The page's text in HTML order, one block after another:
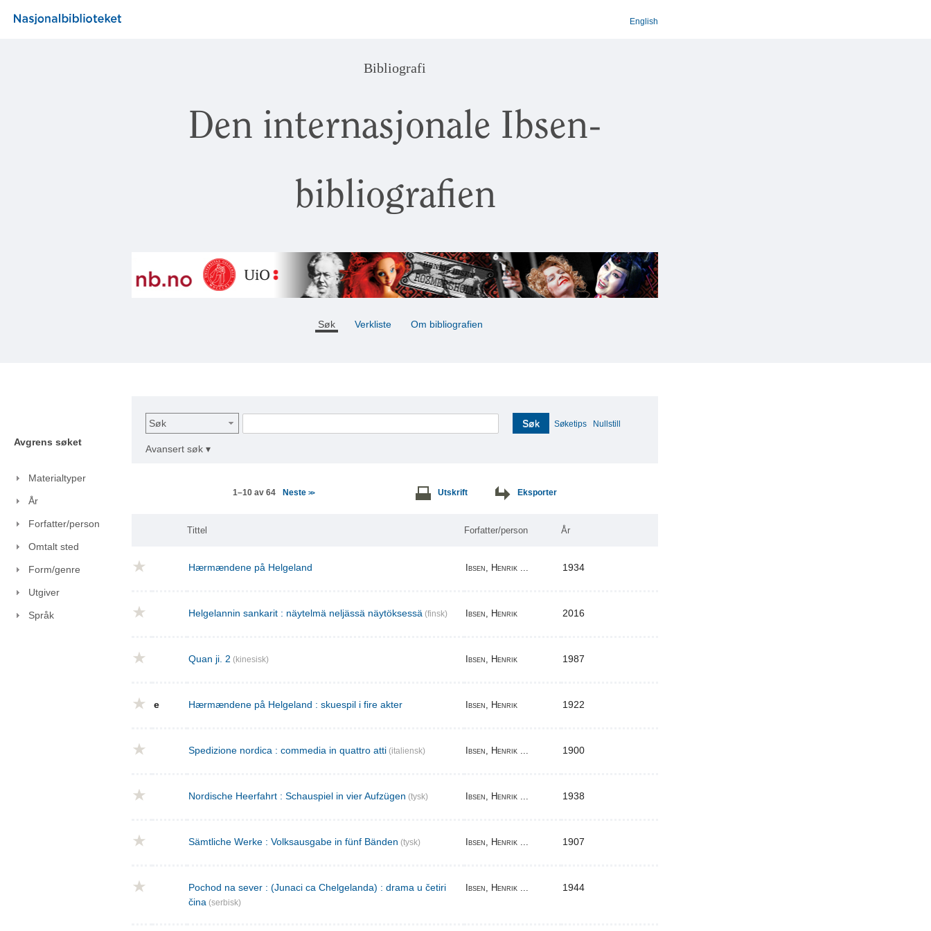
English
Bibliografi
Den internasjonale Ibsen-
bibliografien
Søk Verkliste Om bibliografien
Avgrens søket
Materialtyper
År
Forfatter/person
Omtalt sted
Form/genre
Utgiver
Språk
Søk Søk Søketips Nullstill
Avansert søk ▾
1–10 av 64 Neste>> Utskrift Eksporter
Tittel Forfatter/person År
Hærmændene på Helgeland Ibsen, Henrik ... 1934
Helgelannin sankarit : näytelmä neljässä näytöksessä (finsk) Ibsen, Henrik 2016
Quan ji. 2 (kinesisk) Ibsen, Henrik 1987
e Hærmændene på Helgeland : skuespil i fire akter Ibsen, Henrik 1922
Spedizione nordica : commedia in quattro atti (italiensk) Ibsen, Henrik ... 1900
Nordische Heerfahrt : Schauspiel in vier Aufzügen (tysk) Ibsen, Henrik ... 1938
Sämtliche Werke : Volksausgabe in fünf Bänden (tysk) Ibsen, Henrik ... 1907
Pochod na sever : (Junaci ca Chelgelanda) : drama u četiri
čina (serbisk)
Ibsen, Henrik ... 1944